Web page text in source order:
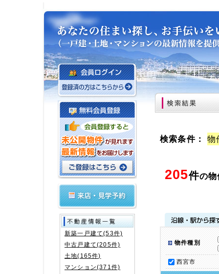
検索条件：物
205件の
物件種別
西宮市
新築一戸建て(53件)
中古戸建て(205件)
土地(165件)
マンション(371件)